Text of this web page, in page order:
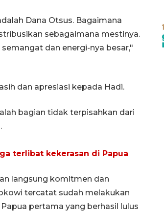
Dana Otsus. Bagaimana
sebagaimana mestinya.
dan energi-nya besar,"
dan apresiasi kepada Hadi.
bagian tidak terpisahkan dari
terlibat kekerasan di Papua
langsung komitmen dan
tercatat sudah melakukan
pertama yang berhasil lulus